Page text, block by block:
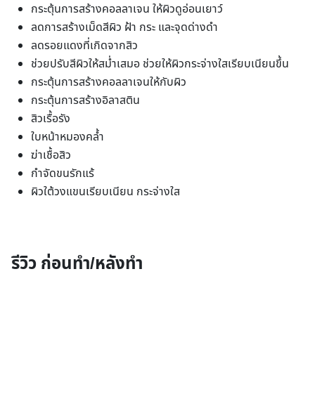
กระตุ้นการสร้างคอลลาเจน ให้ผิวดูอ่อนเยาว์
ลดการสร้างเม็ดสีผิว ฝ้า กระ และจุดด่างดำ
ลดรอยแดงที่เกิดจากสิว
ช่วยปรับสีผิวให้สม่ำเสมอ ช่วยให้ผิวกระจ่างใสเรียบเนียนขึ้น
กระตุ้นการสร้างคอลลาเจนให้กับผิว
กระตุ้นการสร้างอิลาสติน
สิวเรื้อรัง
ใบหน้าหมองคล้ำ
ฆ่าเชื้อสิว
กำจัดขนรักแร้
ผิวใต้วงแขนเรียบเนียน กระจ่างใส
รีวิว ก่อนทำ/หลังทำ